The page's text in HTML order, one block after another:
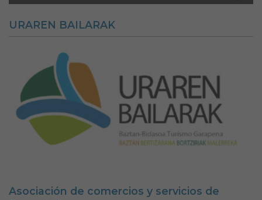
URAREN BAILARAK
Asociación de comercios y servicios de